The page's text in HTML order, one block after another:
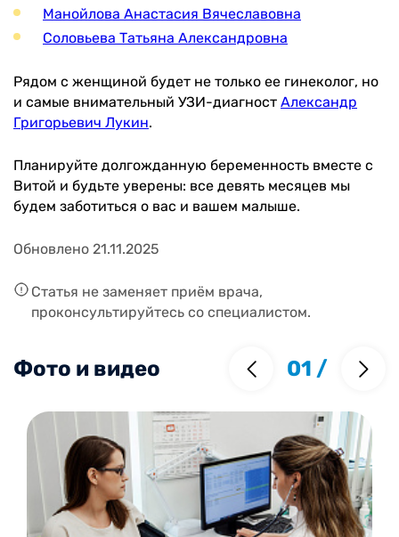
Манойлова Анастасия Вячеславовна
Соловьева Татьяна Александровна
Рядом с женщиной будет не только ее гинеколог, но
и самые внимательный УЗИ-диагност Александр
Григорьевич Лукин.
Планируйте долгожданную беременность вместе с
Витой и будьте уверены: все девять месяцев мы
будем заботиться о вас и вашем малыше.
Обновлено 21.11.2025
Статья не заменяет приём врача,
проконсультируйтесь со специалистом.
Фото и видео 01 /